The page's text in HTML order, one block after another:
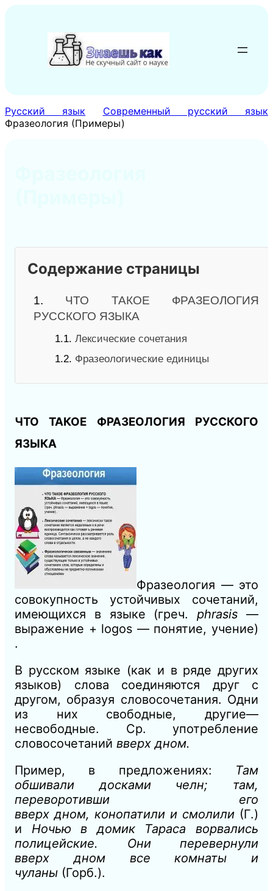
содержимому
Русский язык
Современный русский язык
Фразеология (Примеры)
Содержание страницы
1. ЧТО ТАКОЕ ФРАЗЕОЛОГИЯ
РУССКОГО ЯЗЫКА
1.1. Лексические сочетания
1.2. Фразеологические единицы
ЧТО ТАКОЕ ФРАЗЕОЛОГИЯ РУССКОГО
ЯЗЫКА
Фразеология — это
совокупность устойчивых сочетаний,
имеющихся в языке (греч.рhrasis—
выражение + logos — понятие, учение)
.
В русском языке (как и в ряде других
языков) слова соединяются друг с
другом, образуя словосочетания. Одни
из них свободные, другие—
несвободные. Ср. употребление
словосочетаний вверх дном.
Пример, в предложениях: Там
обшивали досками челн; там,
переворотивши его
вверхдном, конопатили и смолили (Г.)
и Ночью в домик Тараса ворвались
полицейские. Они перевернули
вверхдном все комнаты и
чуланы (Горб.).